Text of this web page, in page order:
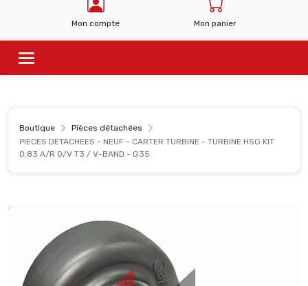
Mon compte Mon panier
Boutique
Pièces détachées
PIECES DETACHEES - NEUF - CARTER TURBINE - TURBINE HSG KIT
0.83 A/R O/V T3 / V-BAND - G35